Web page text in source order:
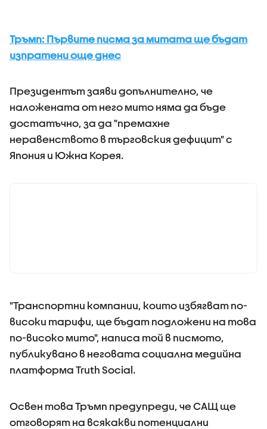
Тръмп: Първите писма за митата ще бъдат
изпратени още днес
Президентът заяви допълнително, че
наложената от него мито няма да бъде
достатъчно, за да "премахне
неравенството в търговския дефицит" с
Япония и Южна Корея.
"Транспортни компании, които избягват по-
високи тарифи, ще бъдат подложени на това
по-високо мито", написа той в писмото,
публикувано в неговата социална медийна
платформа Truth Social.
Освен това Тръмп предупреди, че САЩ ще
отговорят на всякакви потенциални